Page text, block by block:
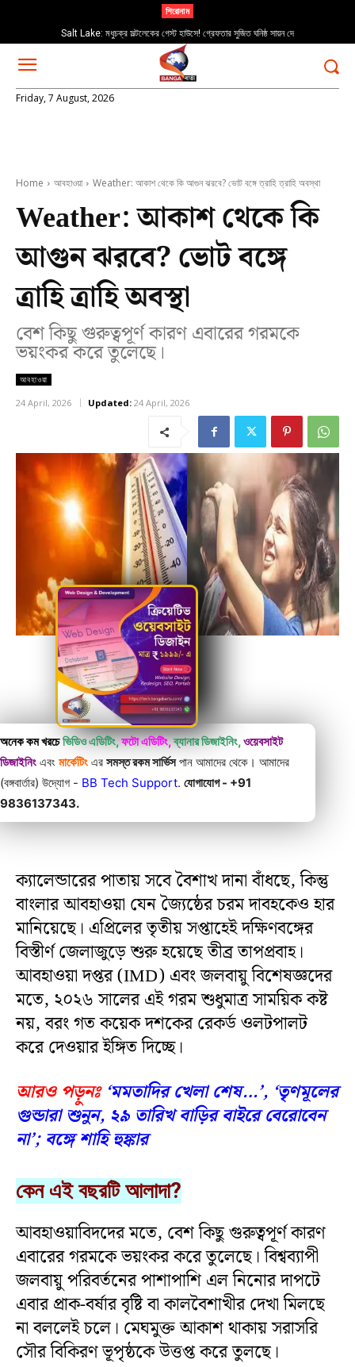
শিরোনাম
Salt Lake: মধুচক্র সল্টলেকের গেস্ট হাউসে! গ্রেফতার সুজিত ঘনিষ্ঠ সায়ন দে
Kolkata: ‘তিরঙ্গা যাত্রা’; সোমবার কলকাতার একাধিক রাস্তা থাকবে বন্ধ
Friday, 7 August, 2026
Home আবহাওয়া Weather: আকাশ থেকে কি আগুন ঝরবে? ভোট বঙ্গে ত্রাহি ত্রাহি অবস্থা
Weather: আকাশ থেকে কি
আগুন ঝরবে? ভোট বঙ্গে
ত্রাহি ত্রাহি অবস্থা
বেশ কিছু গুরুত্বপূর্ণ কারণ এবারের গরমকে
ভয়ংকর করে তুলেছে।
আবহাওয়া
24 April, 2026 Updated: 24 April, 2026
অনেক কম খরচে ভিডিও এডিটিং,ফটো এডিটিং,ব্যানার ডিজাইনিং,ওয়েবসাইট
ডিজাইনিং এবং মার্কেটিং এর সমস্ত রকম সার্ভিসপান আমাদের থেকে। আমাদের
(বঙ্গবার্তার) উদ্যোগ - BB Tech Support. যোগাযোগ - +91
9836137343.
ক্যালেন্ডারের পাতায় সবে বৈশাখ দানা বাঁধছে, কিন্তু
বাংলার আবহাওয়া যেন জ্যৈষ্ঠের চরম দাবহকেও হার
মানিয়েছে। এপ্রিলের তৃতীয় সপ্তাহেই দক্ষিণবঙ্গের
বিস্তীর্ণ জেলাজুড়ে শুরু হয়েছে তীব্র তাপপ্রবাহ।
আবহাওয়া দপ্তর (IMD) এবং জলবায়ু বিশেষজ্ঞদের
মতে, ২০২৬ সালের এই গরম শুধুমাত্র সাময়িক কষ্ট
নয়, বরং গত কয়েক দশকের রেকর্ড ওলটপালট
করে দেওয়ার ইঙ্গিত দিচ্ছে।
আরও পড়ুনঃ‘মমতাদির খেলা শেষ…’, ‘তৃণমূলের
গুন্ডারা শুনুন, ২৯ তারিখ বাড়ির বাইরে বেরোবেন
না’; বঙ্গে শাহি হুঙ্কার
কেন এই বছরটি আলাদা?
আবহাওয়াবিদদের মতে, বেশ কিছু গুরুত্বপূর্ণ কারণ
এবারের গরমকে ভয়ংকর করে তুলেছে। বিশ্বব্যাপী
জলবায়ু পরিবর্তনের পাশাপাশি এল নিনোর দাপটে
এবার প্রাক-বর্ষার বৃষ্টি বা কালবৈশাখীর দেখা মিলছে
না বললেই চলে। মেঘমুক্ত আকাশ থাকায় সরাসরি
সৌর বিকিরণ ভূপৃষ্ঠকে উত্তপ্ত করে তুলছে।